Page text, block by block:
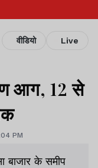
वीडियो Live
आग, 12 से
PM
बाजार के समीप